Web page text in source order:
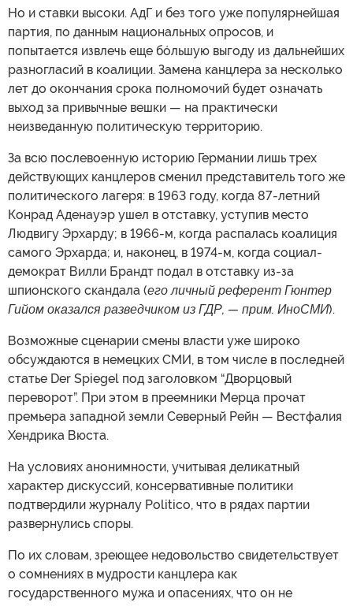
Но и ставки высоки. АдГ и без того уже популярнейшая
партия, по данным национальных опросов, и
попытается извлечь еще бóльшую выгоду из дальнейших
разногласий в коалиции. Замена канцлера за несколько
лет до окончания срока полномочий будет означать
выход за привычные вешки — на практически
неизведанную политическую территорию.
За всю послевоенную историю Германии лишь трех
действующих канцлеров сменил представитель того же
политического лагеря: в 1963 году, когда 87-летний
Конрад Аденауэр ушел в отставку, уступив место
Людвигу Эрхарду; в 1966-м, когда распалась коалиция
самого Эрхарда; и, наконец, в 1974-м, когда социал-
демократ Вилли Брандт подал в отставку из-за
шпионского скандала (его личный референт Гюнтер
Гийом оказался разведчиком из ГДР, — прим. ИноСМИ).
Возможные сценарии смены власти уже широко
обсуждаются в немецких СМИ, в том числе в последней
статье Der Spiegel под заголовком “Дворцовый
переворот”. При этом в преемники Мерца прочат
премьера западной земли Северный Рейн — Вестфалия
Хендрика Вюста.
На условиях анонимности, учитывая деликатный
характер дискуссий, консервативные политики
подтвердили журналу Politico, что в рядах партии
развернулись споры.
По их словам, зреющее недовольство свидетельствует
о сомнениях в мудрости канцлера как
государственного мужа и опасениях, что он не